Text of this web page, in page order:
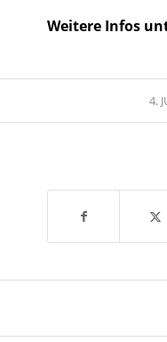
Weitere Infos
4. /